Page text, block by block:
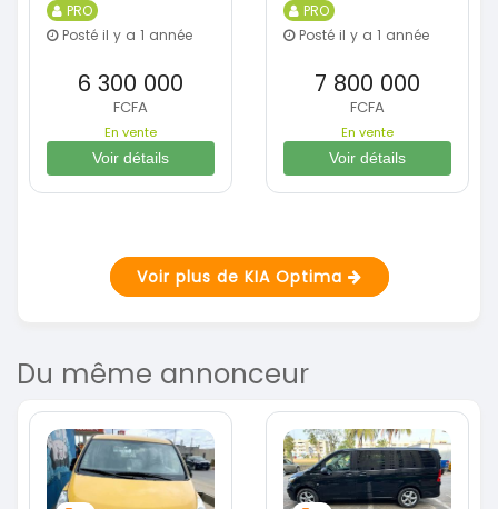
PRO
Posté il y a 1 année
6 300 000
FCFA
En vente
Voir détails
PRO
Posté il y a 1 année
7 800 000
FCFA
En vente
Voir détails
Voir plus de KIA Optima
Du même annonceur